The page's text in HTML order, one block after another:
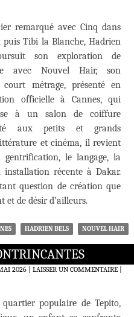
remarqué avec Cinq dans
puis Tibi la Blanche, Hadrien
son exploration de
avec Nouvel Hair, son
court métrage, présenté en
officielle à Cannes, qui
à un salon de coiffure
aux petits et grands
et cinéma, il revient
le langage, la
récente à Dakar.
question de création que
et de désir d’ailleurs.
HADRIEN BELS NOUVEL HAIR
2026 LAISSER UN COMMENTAIRE|
populaire de Tepito,